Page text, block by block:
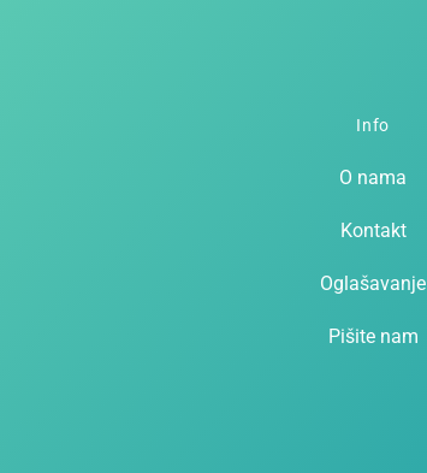
Info
O nama
Kontakt
Oglašavanje
Pišite nam